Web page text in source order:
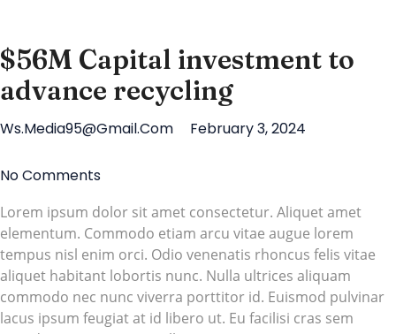
$56M Capital investment to
advance recycling
Ws.media95@gmail.com February 3, 2024
No Comments
Lorem ipsum dolor sit amet consectetur. Aliquet amet
elementum. Commodo etiam arcu vitae augue lorem
tempus nisl enim orci. Odio venenatis rhoncus felis vitae
aliquet habitant lobortis nunc. Nulla ultrices aliquam
commodo nec nunc viverra porttitor id. Euismod pulvinar
lacus ipsum feugiat at id libero ut. Eu facilisi cras sem